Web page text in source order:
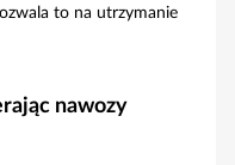
to na utrzymanie
nawozy